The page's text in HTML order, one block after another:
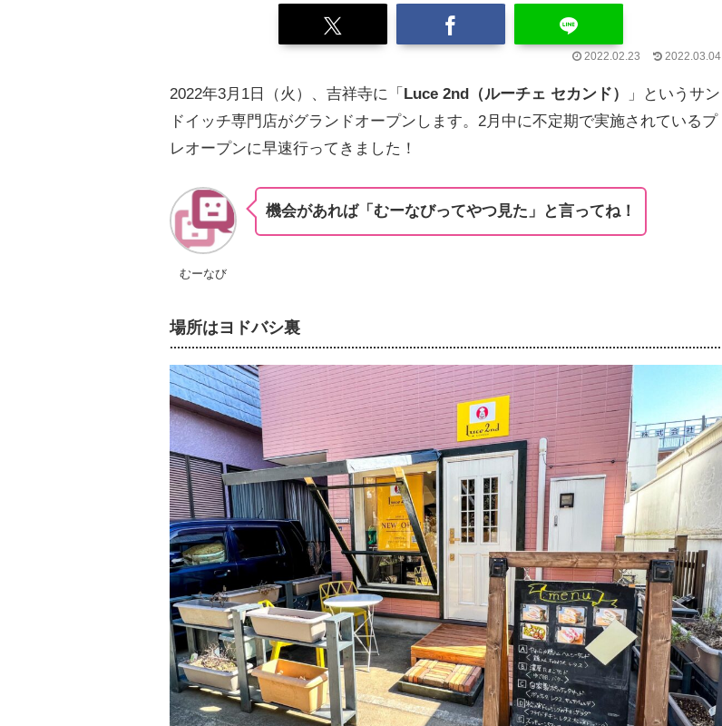
2022.02.23 2022.03.04
2022年3月1日（火）、吉祥寺に「 Luce 2nd（ルーチェ セカンド）
」というサン
ドイッチ専門店がグランドオープンします。2月中に不定期で実施されているプ
レオープンに早速行ってきました！
むーなび
機会があれば「むーなびってやつ見た」と言ってね！
場所はヨドバシ裏